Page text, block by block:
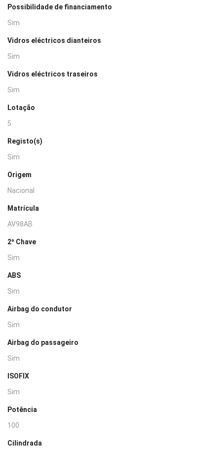
Possibilidade de financiamento
Sim
Vidros eléctricos dianteiros
Sim
Vidros eléctricos traseiros
Sim
Lotação
5
Registo(s)
Sim
Origem
Nacional
Matrícula
AV98AB
2º Chave
Sim
ABS
Sim
Airbag do condutor
Sim
Airbag do passageiro
Sim
ISOFIX
Sim
Potência
100
Cilindrada